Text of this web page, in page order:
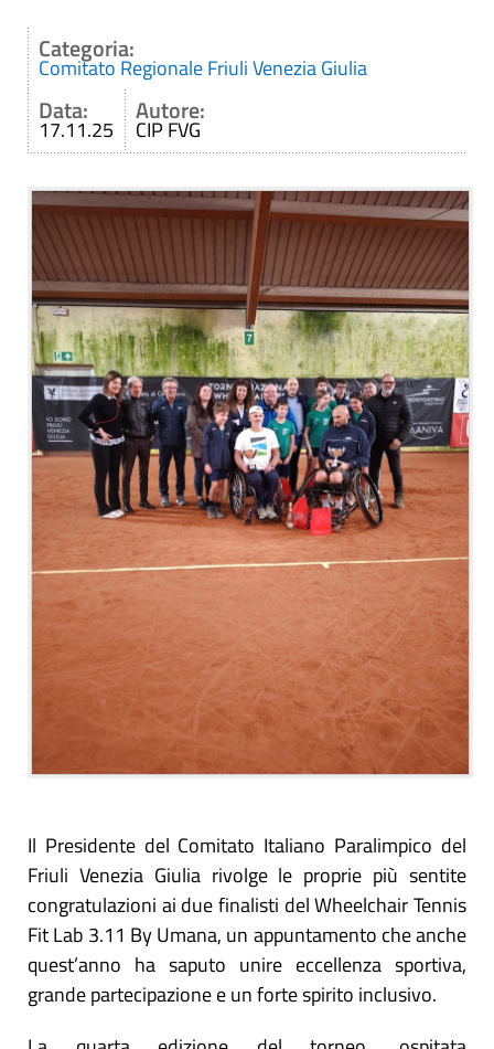
Categoria:
Comitato Regionale Friuli Venezia Giulia
Data:
17.11.25
Autore:
CIP FVG
Il Presidente del Comitato Italiano Paralimpico del
Friuli Venezia Giulia rivolge le proprie più sentite
congratulazioni ai due finalisti del Wheelchair Tennis
Fit Lab 3.11 By Umana, un appuntamento che anche
quest’anno ha saputo unire eccellenza sportiva,
grande partecipazione e un forte spirito inclusivo.